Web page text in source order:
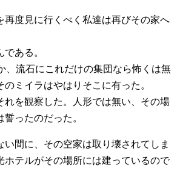
再度見に行くべく私達は再びその家へ
ある。
、流石にこれだけの集団なら怖くは無
ミイラはやはりそこに有った。
れを観察した。人形では無い、その場
ったのだった。
い間に、その空家は取り壊されてしま
ホテルがその場所には建っているので